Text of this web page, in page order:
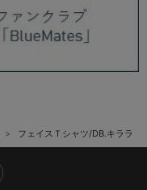
フェイスＴシャツ/DB.キララ